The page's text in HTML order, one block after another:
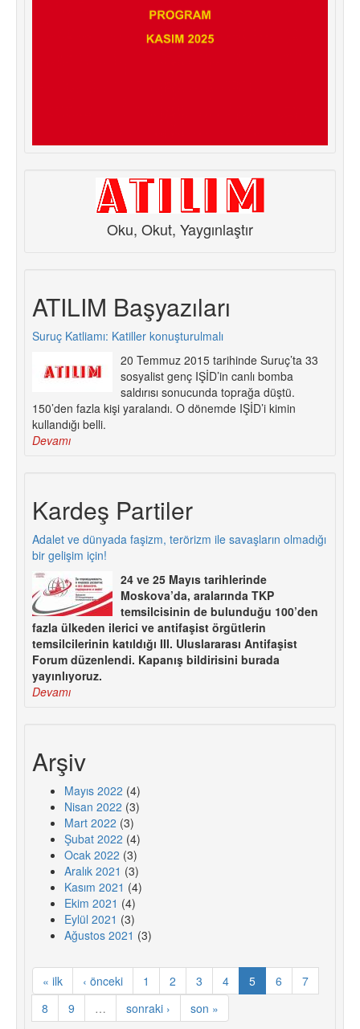
Oku, Okut, Yaygınlaştır
ATILIM Başyazıları
Suruç Katliamı: Katiller konuşturulmalı
20 Temmuz 2015 tarihinde Suruç’ta 33
sosyalist genç IŞİD’in canlı bomba
saldırısı sonucunda toprağa düştü.
150’den fazla kişi yaralandı. O dönemde IŞİD’i kimin
kullandığı belli.
Devamı
Kardeş Partiler
Adalet ve dünyada faşizm, terörizm ile savaşların olmadığı
bir gelişim için!
24 ve 25 Mayıs tarihlerinde
Moskova’da, aralarında TKP
temsilcisinin de bulunduğu 100’den
fazla ülkeden ilerici ve antifaşist örgütlerin
temsilcilerinin katıldığı III. Uluslararası Antifaşist
Forum düzenlendi. Kapanış bildirisini burada
yayınlıyoruz.
Devamı
Arşiv
Mayıs 2022 (4)
Nisan 2022 (3)
Mart 2022 (3)
Şubat 2022 (4)
Ocak 2022 (3)
Aralık 2021 (3)
Kasım 2021 (4)
Ekim 2021 (4)
Eylül 2021 (3)
Ağustos 2021 (3)
« ilk ‹ önceki 1 2 3 4 5 6
7
8
9 … sonraki › son »